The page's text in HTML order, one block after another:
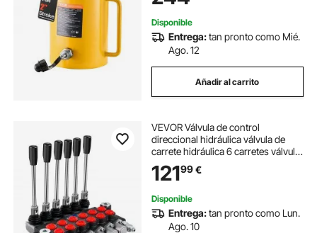
Disponible
Entrega:tan pronto como Mié.
Ago. 12
Añadir al carrito
VEVOR Válvula de control
direccional hidráulica válvula de
carrete hidráulica 6 carretes válvula
de cargador hidráulico 11GPM
válvula de control direccional
de tractor
12199€
Disponible
Entrega:tan pronto como Lun.
Ago. 10